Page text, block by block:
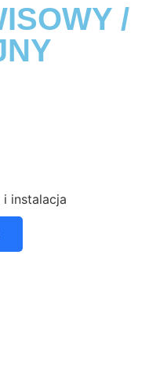
/
i instalacja